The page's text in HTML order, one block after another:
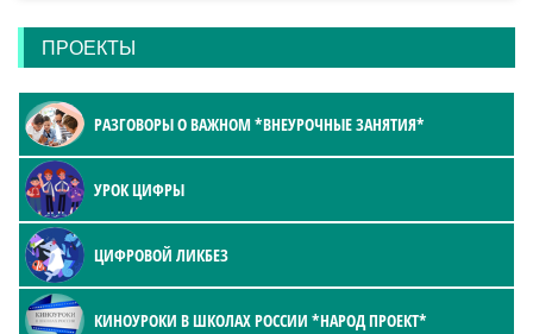
ПРОЕКТЫ
РАЗГОВОРЫ О ВАЖНОМ *ВНЕУРОЧНЫЕ ЗАНЯТИЯ*
УРОК ЦИФРЫ
ЦИФРОВОЙ ЛИКБЕЗ
КИНОУРОКИ В ШКОЛАХ РОССИИ *НАРОД ПРОЕКТ*